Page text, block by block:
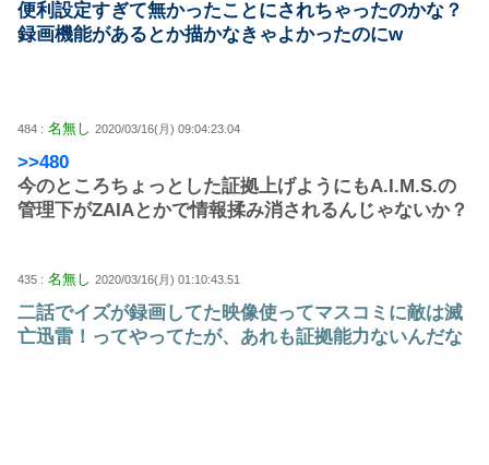
便利設定すぎて無かったことにされちゃったのかな？
録画機能があるとか描かなきゃよかったのにw
484 : 名無し 2020/03/16(月) 09:04:23.04
>>480
今のところちょっとした証拠上げようにもA.I.M.S.の
管理下がZAIAとかで情報揉み消されるんじゃないか？
435 : 名無し 2020/03/16(月) 01:10:43.51
二話でイズが録画してた映像使ってマスコミに敵は滅
亡迅雷！ってやってたが、あれも証拠能力ないんだな